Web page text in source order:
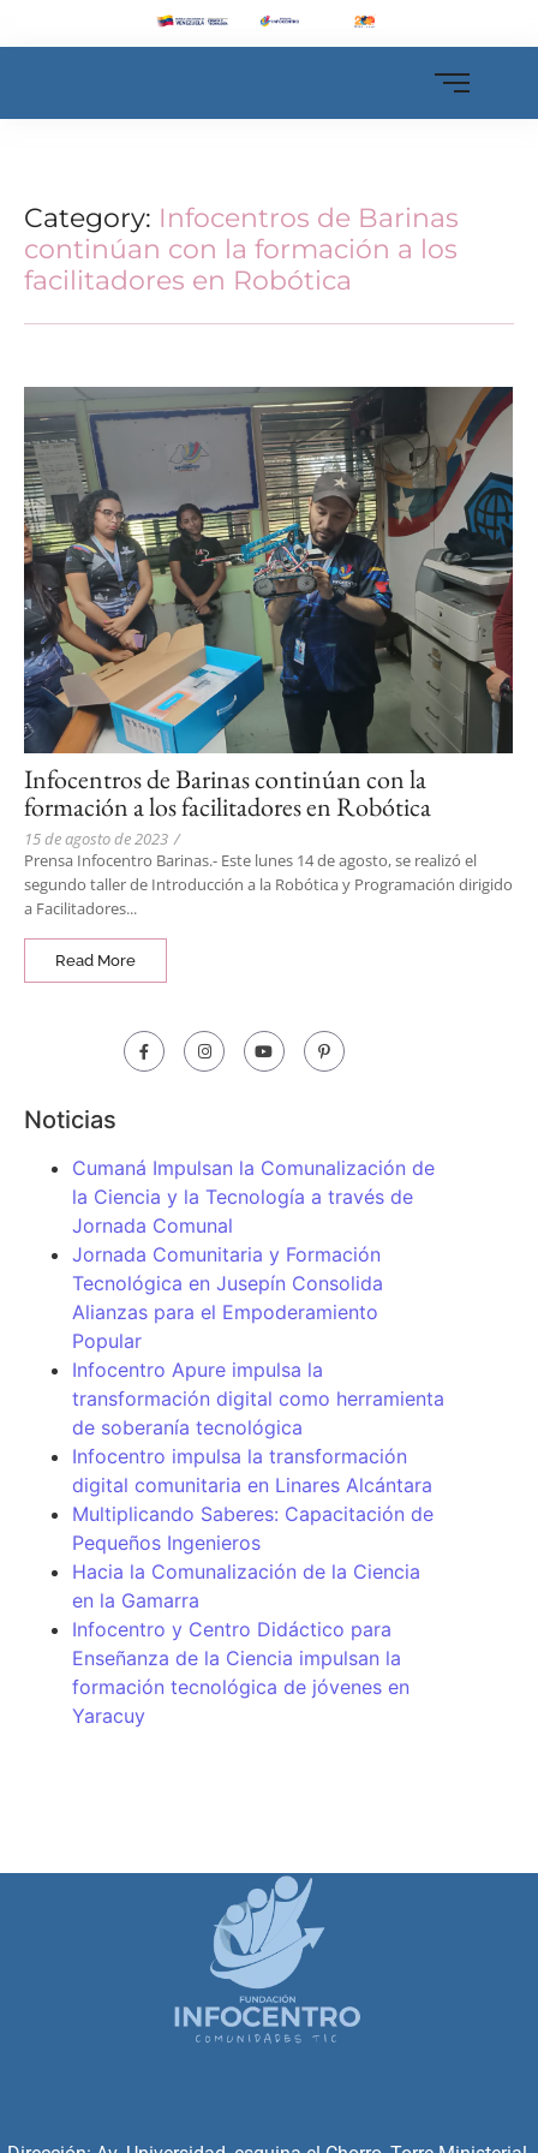
Category: Infocentros de Barinas
continúan con la formación a los
facilitadores en Robótica
Infocentros de Barinas continúan con la
formación a los facilitadores en Robótica
15 de agosto de 2023 /
Prensa Infocentro Barinas.- Este lunes 14 de agosto, se realizó el
segundo taller de Introducción a la Robótica y Programación dirigido
a Facilitadores...
Read More
Noticias
Cumaná Impulsan la Comunalización de
la Ciencia y la Tecnología a través de
Jornada Comunal
Jornada Comunitaria y Formación
Tecnológica en Jusepín Consolida
Alianzas para el Empoderamiento
Popular
Infocentro Apure impulsa la
transformación digital como herramienta
de soberanía tecnológica
Infocentro impulsa la transformación
digital comunitaria en Linares Alcántara
Multiplicando Saberes: Capacitación de
Pequeños Ingenieros
Hacia la Comunalización de la Ciencia
en la Gamarra
Infocentro y Centro Didáctico para
Enseñanza de la Ciencia impulsan la
formación tecnológica de jóvenes en
Yaracuy